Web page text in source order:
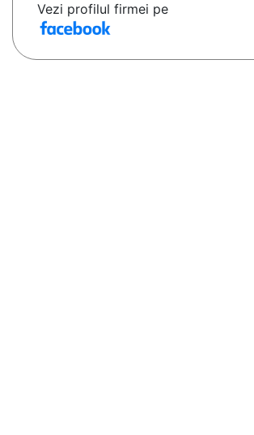
Vezi profilul firmei pe